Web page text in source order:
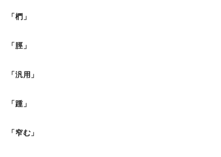
「椚」
「脛」
「汎用」
「踵」
「窄む」